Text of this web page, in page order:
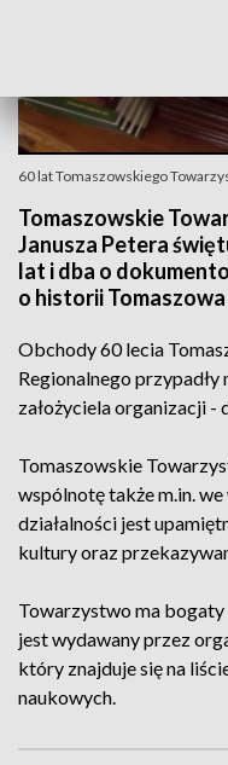
60 lat Tomaszowskiego
Tomaszowskie
Janusza Petera
lat i dba o
o historii
Obchody 60 lecia
Regionalnego
założyciela organizacji -
Tomaszowskie
wspólnotę także m.in.
działalności jest
kultury oraz
Towarzystwo ma
jest wydawany przez
który znajduje się na
naukowych.